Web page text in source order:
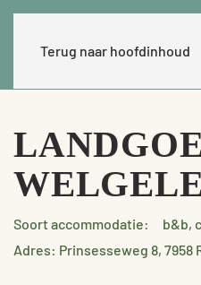
Terug naar hoofdinhoud
Soort accommodatie:
b&b,
Adres: Prinsesseweg 8, 7958